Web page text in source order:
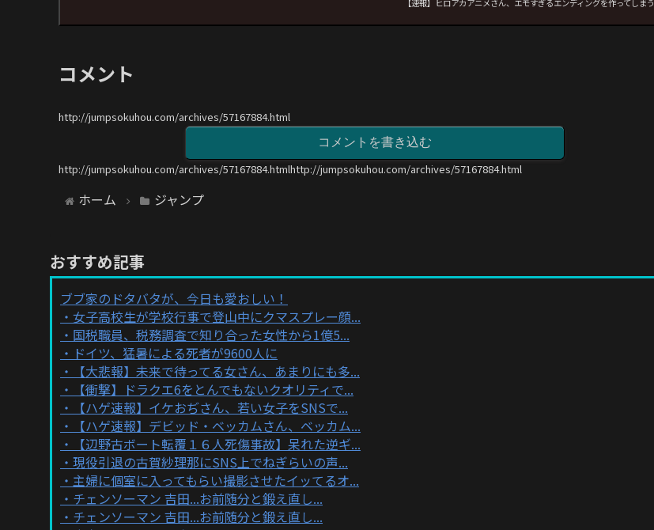
【速報】ヒロアカアニメさん、エモすぎるエンディングを作ってしまう
コメント
http://jumpsokuhou.com/archives/57167884.html
コメントを書き込む
http://jumpsokuhou.com/archives/57167884.htmlhttp://jumpsokuhou.com/archives/57167884.html
ホーム ジャンプ
おすすめ記事
ブブ家のドタバタが、今日も愛おしい！
女子高校生が学校行事で登山中にクマスプレー顔...
国税職員、税務調査で知り合った女性から1億5...
ドイツ、猛暑による死者が9600人に
【大悲報】未来で待ってる女さん、あまりにも多...
【衝撃】ドラクエ6をとんでもないクオリティで...
【ハゲ速報】イケおぢさん、若い女子をSNSで...
【ハゲ速報】デビッド・ベッカムさん、ベッカム...
【辺野古ボート転覆１６人死傷事故】呆れた逆ギ...
現役引退の古賀紗理那にSNS上でねぎらいの声...
主婦に個室に入ってもらい撮影させたイッてるオ...
チェンソーマン 吉田...お前随分と鍛え直し...
チェンソーマン 吉田...お前随分と鍛え直し...